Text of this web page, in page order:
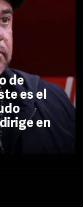
de
es el
en